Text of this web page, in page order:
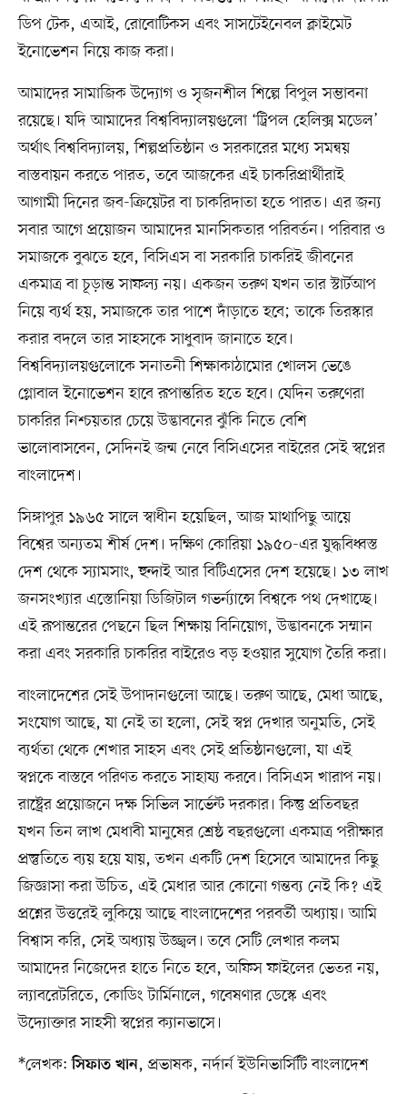
ডিপ টেক, এআই, রোবোটিকস এবং সাসটেইনেবল ক্লাইমেট
ইনোভেশন নিয়ে কাজ করা।
আমাদের সামাজিক উদ্যোগ ও সৃজনশীল শিল্পে বিপুল সম্ভাবনা
রয়েছে। যদি আমাদের বিশ্ববিদ্যালয়গুলো ‘ট্রিপল হেলিক্স মডেল’
অর্থাৎ বিশ্ববিদ্যালয়, শিল্পপ্রতিষ্ঠান ও সরকারের মধ্যে সমন্বয়
বাস্তবায়ন করতে পারত, তবে আজকের এই চাকরিপ্রার্থীরাই
আগামী দিনের জব-ক্রিয়েটর বা চাকরিদাতা হতে পারত। এর জন্য
সবার আগে প্রয়োজন আমাদের মানসিকতার পরিবর্তন। পরিবার ও
সমাজকে বুঝতে হবে, বিসিএস বা সরকারি চাকরিই জীবনের
একমাত্র বা চূড়ান্ত সাফল্য নয়। একজন তরুণ যখন তার স্টার্টআপ
নিয়ে ব্যর্থ হয়, সমাজকে তার পাশে দাঁড়াতে হবে; তাকে তিরস্কার
করার বদলে তার সাহসকে সাধুবাদ জানাতে হবে।
বিশ্ববিদ্যালয়গুলোকে সনাতনী শিক্ষাকাঠামোর খোলস ভেঙে
গ্লোবাল ইনোভেশন হাবে রূপান্তরিত হতে হবে। যেদিন তরুণেরা
চাকরির নিশ্চয়তার চেয়ে উদ্ভাবনের ঝুঁকি নিতে বেশি
ভালোবাসবেন, সেদিনই জন্ম নেবে বিসিএসের বাইরের সেই স্বপ্নের
বাংলাদেশ।
সিঙ্গাপুর ১৯৬৫ সালে স্বাধীন হয়েছিল, আজ মাথাপিছু আয়ে
বিশ্বের অন্যতম শীর্ষ দেশ। দক্ষিণ কোরিয়া ১৯৫০-এর যুদ্ধবিধ্বস্ত
দেশ থেকে স্যামসাং, হুন্দাই আর বিটিএসের দেশ হয়েছে। ১৩ লাখ
জনসংখ্যার এস্তোনিয়া ডিজিটাল গভর্ন্যান্সে বিশ্বকে পথ দেখাচ্ছে।
এই রূপান্তরের পেছনে ছিল শিক্ষায় বিনিয়োগ, উদ্ভাবনকে সম্মান
করা এবং সরকারি চাকরির বাইরেও বড় হওয়ার সুযোগ তৈরি করা।
বাংলাদেশের সেই উপাদানগুলো আছে। তরুণ আছে, মেধা আছে,
সংযোগ আছে, যা নেই তা হলো, সেই স্বপ্ন দেখার অনুমতি, সেই
ব্যর্থতা থেকে শেখার সাহস এবং সেই প্রতিষ্ঠানগুলো, যা এই
স্বপ্নকে বাস্তবে পরিণত করতে সাহায্য করবে। বিসিএস খারাপ নয়।
রাষ্ট্রের প্রয়োজনে দক্ষ সিভিল সার্ভেন্ট দরকার। কিন্তু প্রতিবছর
যখন তিন লাখ মেধাবী মানুষের শ্রেষ্ঠ বছরগুলো একমাত্র পরীক্ষার
প্রস্তুতিতে ব্যয় হয়ে যায়, তখন একটি দেশ হিসেবে আমাদের কিছু
জিজ্ঞাসা করা উচিত, এই মেধার আর কোনো গন্তব্য নেই কি? এই
প্রশ্নের উত্তরেই লুকিয়ে আছে বাংলাদেশের পরবর্তী অধ্যায়। আমি
বিশ্বাস করি, সেই অধ্যায় উজ্জ্বল। তবে সেটি লেখার কলম
আমাদের নিজেদের হাতে নিতে হবে, অফিস ফাইলের ভেতর নয়,
ল্যাবরেটরিতে, কোডিং টার্মিনালে, গবেষণার ডেস্কে এবং
উদ্যোক্তার সাহসী স্বপ্নের ক্যানভাসে।
*লেখক:সিফাত খান, প্রভাষক, নর্দার্ন ইউনিভার্সিটি বাংলাদেশ